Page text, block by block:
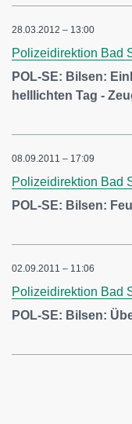
28.03.2012 – 13:00
Polizeidirektion Bad
POL-SE: Bilsen:
helllichten Tag -
08.09.2011 – 17:09
Polizeidirektion Bad
POL-SE: Bilsen:
02.09.2011 – 11:06
Polizeidirektion Bad
POL-SE: Bilsen: